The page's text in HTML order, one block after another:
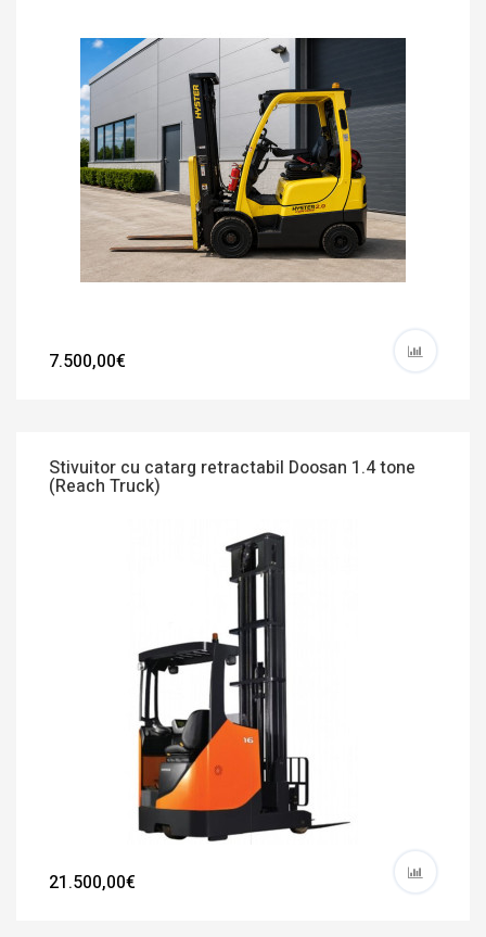
7.500,00€
Stivuitor cu catarg retractabil Doosan 1.4 tone
(Reach Truck)
21.500,00€